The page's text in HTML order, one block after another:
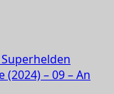
– 09 – An